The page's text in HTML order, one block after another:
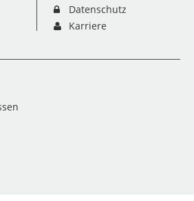
Datenschutz
Karriere